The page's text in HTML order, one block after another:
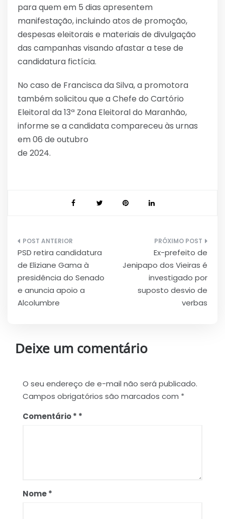
para quem em 5 dias apresentem
manifestação, incluindo atos de promoção,
despesas eleitorais e materiais de divulgação
das campanhas visando afastar a tese de
candidatura fictícia.
No caso de Francisca da Silva, a promotora
também solicitou que a Chefe do Cartório
Eleitoral da 13ª Zona Eleitoral do Maranhão,
informe se a candidata compareceu às urnas
em 06 de outubro
de 2024.
Navegação
de
Post
PSD retira candidatura
de Eliziane Gama à
presidência do Senado
e anuncia apoio a
Alcolumbre
Ex-prefeito de
Jenipapo dos Vieiras é
investigado por
suposto desvio de
verbas
Deixe um comentário
O seu endereço de e-mail não será publicado.
Campos obrigatórios são marcados com *
Comentário*
Nome*